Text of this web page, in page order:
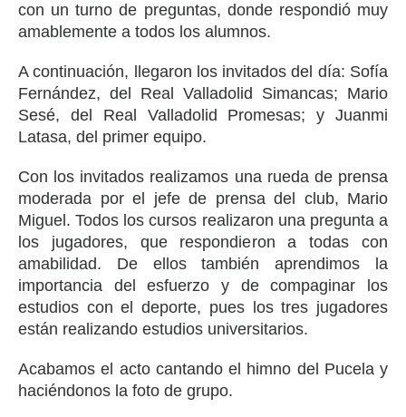
con un turno de preguntas, donde respondió muy
amablemente a todos los alumnos.
A continuación, llegaron los invitados del día: Sofía
Fernández, del Real Valladolid Simancas; Mario
Sesé, del Real Valladolid Promesas; y Juanmi
Latasa, del primer equipo.
Con los invitados realizamos una rueda de prensa
moderada por el jefe de prensa del club, Mario
Miguel. Todos los cursos realizaron una pregunta a
los jugadores, que respondieron a todas con
amabilidad. De ellos también aprendimos la
importancia del esfuerzo y de compaginar los
estudios con el deporte, pues los tres jugadores
están realizando estudios universitarios.
Acabamos el acto cantando el himno del Pucela y
haciéndonos la foto de grupo.